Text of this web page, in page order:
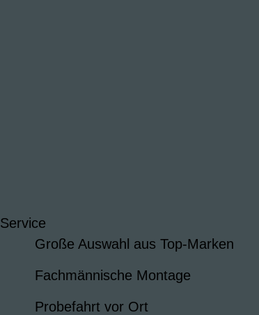
Service
Große Auswahl aus Top-Marken
Fachmännische Montage
Probefahrt vor Ort